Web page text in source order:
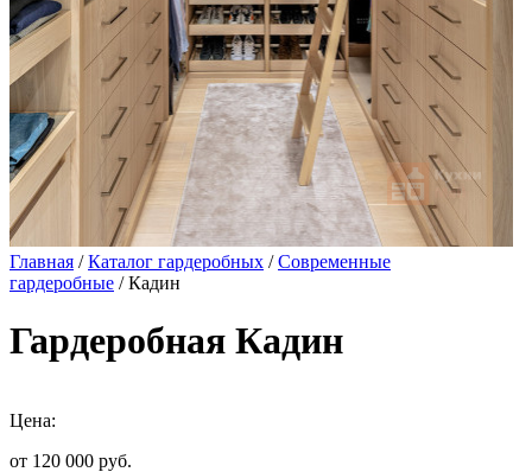
Главная /Каталог гардеробных /Современные
гардеробные / Кадин
Гардеробная Кадин
Цена:
от 120 000 руб.